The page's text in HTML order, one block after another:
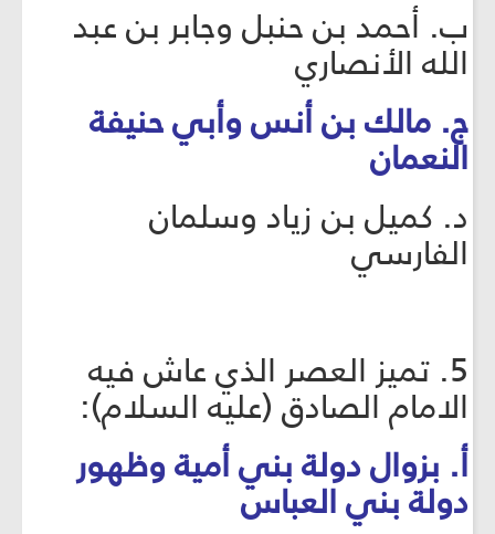
ب. أحمد بن حنبل وجابر بن عبد
الله الأنصاري
ج. مالك بن أنس وأبي حنيفة
النعمان
د. كميل بن زياد وسلمان
الفارسي
5. تميز العصر الذي عاش فيه
الامام الصادق (عليه السلام):
أ. بزوال دولة بني أمية وظهور
دولة بني العباس